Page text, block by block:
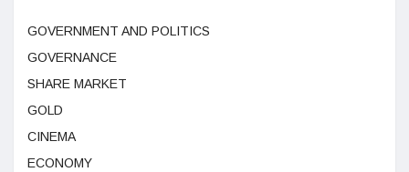
GOVERNMENT AND POLITICS
GOVERNANCE
SHARE MARKET
GOLD
CINEMA
ECONOMY